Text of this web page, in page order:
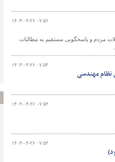
۱۴۰۳-۰۳-۲۶ ۰۷:۵۶
مردم و پاسخگویی مستقیم به مطالبات
۱۴۰۳-۰۳-۲۶ ۰۷:۵۴
نظام مهندسی
۱۴۰۳-۰۳-۲۶ ۰۷:۵۳
۱۴۰۳-۰۳-۲۶ ۰۷:۵۳